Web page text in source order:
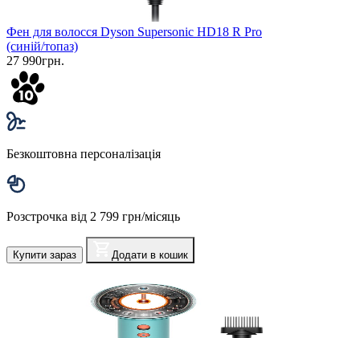
Фен для волосся Dyson Supersonic HD18 R Pro
(синій/топаз)
27 990грн.
Безкоштовна персоналізація
Розстрочка від 2 799 грн/місяць
Купити зараз Додати в кошик